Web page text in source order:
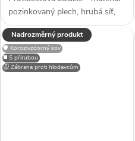
pozinkovaný plech, hrubá síť,
efektivní plocha sef 0,2914 m²,
snadno přizpůsobitelné díky
možnosti lakování RAL, zakryje
stavební otvory, užívané...
Nadrozměrný produkt
◼️ S přírubou
🛡️ Korozivzdorný kov
🐭 Zábrana proti hlodavcům